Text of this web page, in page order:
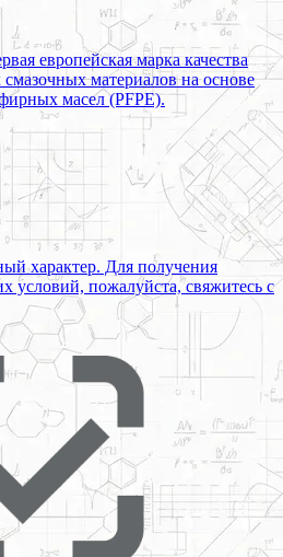
европейская марка качества
материалов на основе
масел (PFPE).
характер. Для получения
условий, пожалуйста, свяжитесь с